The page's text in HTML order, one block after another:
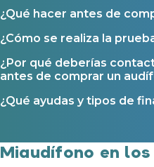
¿Qué hacer antes de
¿Cómo se realiza la
¿Por qué deberías
antes de comprar un
¿Qué ayudas y tipos de
Miaudífono en